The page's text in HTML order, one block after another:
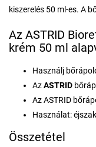
kiszerelés 50 ml-es. A
Az ASTRID
krém 50 ml
Használj
AzASTRID
Az ASTRID
Használat:
Összetétel